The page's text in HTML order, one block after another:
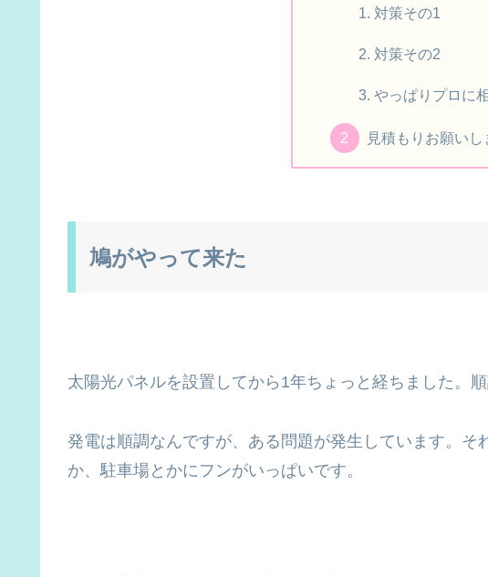
対策その1
対策その2
やっぱりプロに
見積もりお願いし
鳩がやって来た
太陽光パネルを設置してから1年ちょっと経ちました。順
発電は順調なんですが、ある問題が発生しています。そ
か、駐車場とかにフンがいっぱいです。